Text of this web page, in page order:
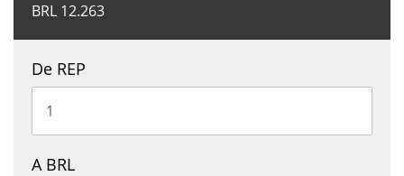
BRL 12.263
De REP
A BRL